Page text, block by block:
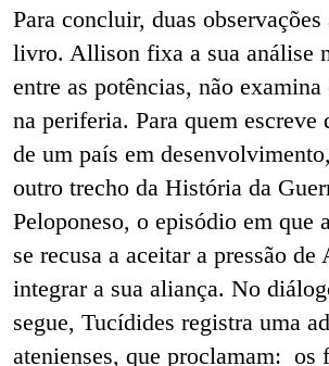
Para concluir, duas
livro. Allison fixa a sua análise
entre as potências, não examina
na periferia. Para quem escreve
de um país em
outro trecho da História da
Peloponeso, o episódio em que
se recusa a aceitar a pressão de
integrar a sua aliança. No
segue, Tucídides registra uma
atenienses, que proclamam: os